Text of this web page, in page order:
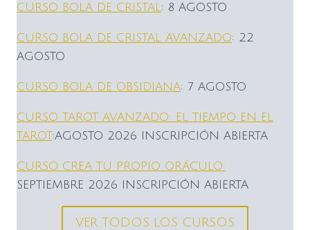
CURSO BOLA DE CRISTAL: 8 AGOSTO
CURSO BOLA DE CRISTAL AVANZADO: 22
AGOSTO
CURSO BOLA DE OBSIDIANA: 7 AGOSTO
CURSO TAROT AVANZADO: EL TIEMPO EN EL
TAROT:AGOSTO 2026 INSCRIPCIÓN ABIERTA
CURSO CREA TU PROPIO ORÁCULO:
SEPTIEMBRE 2026 INSCRIPCIÓN ABIERTA
VER TODOS LOS CURSOS